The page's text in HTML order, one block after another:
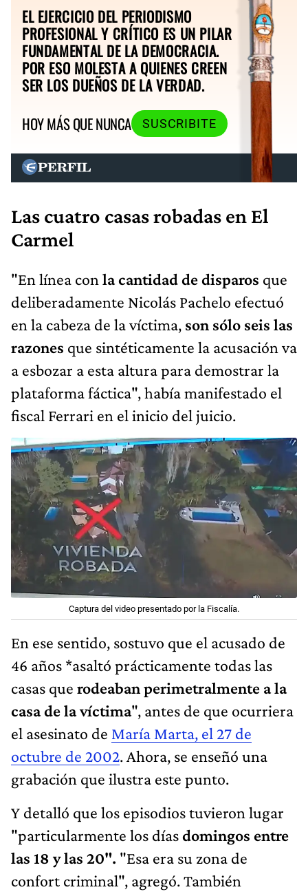
EL EJERCICIO DEL PERIODISMO
PROFESIONAL Y CRÍTICO ES UN PILAR
FUNDAMENTAL DE LA DEMOCRACIA.
POR ESO MOLESTA A QUIENES CREEN
SER LOS DUEÑOS DE LA VERDAD.
HOY MÁS QUE NUNCA
SUSCRIBITE
Las cuatro casas robadas en El
Carmel
"En línea con la cantidad de disparos que
deliberadamente Nicolás Pachelo efectuó
en la cabeza de la víctima, son sólo seis las
razones que sintéticamente la acusación va
a esbozar a esta altura para demostrar la
plataforma fáctica",​ había manifestado el
fiscal Ferrari en el inicio del juicio.
Captura del video presentado por la Fiscalía.
En ese sentido, sostuvo que el acusado de
46 años *asaltó prácticamente todas las
casas que rodeaban perimetralmente a la
casa de la víctima", antes de que ocurriera
el asesinato de María Marta, el 27 de
octubre de 2002. Ahora, se enseñó una
grabación que ilustra este punto.
Y detalló que los episodios tuvieron lugar
"particularmente los díasdomingos entre
las 18 y las 20". "Esa era su zona de
confort criminal", agregó. También